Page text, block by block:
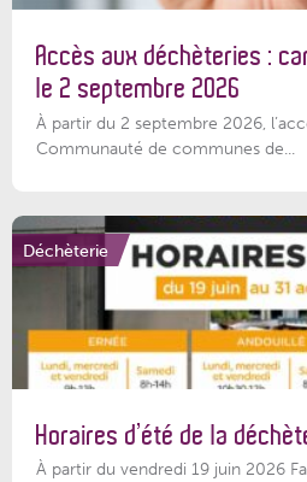
Accès aux déchèteries :
le 2 septembre 2026
À partir du 2 septembre 2026,
Communauté de communes de...
Déchèterie
Horaires d’été de la
À partir du vendredi 19 juin 2026